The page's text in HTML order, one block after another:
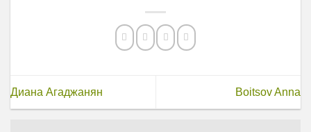
Диана Агаджанян Boitsov Anna